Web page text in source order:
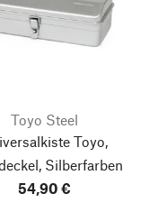
Toyo Steel
Toyo,
Silberfarben
54,90 €